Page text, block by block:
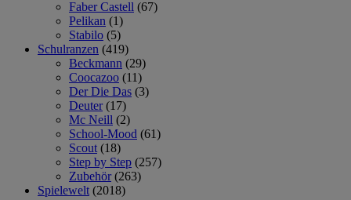
Faber Castell (67)
Pelikan (1)
Stabilo (5)
Schulranzen (419)
Beckmann (29)
Coocazoo (11)
Der Die Das (3)
Deuter (17)
Mc Neill (2)
School-Mood (61)
Scout (18)
Step by Step (257)
Zubehör (263)
Spielewelt (2018)